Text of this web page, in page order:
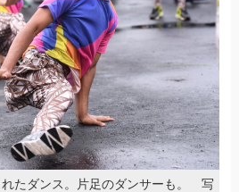
たダンス。片足のダンサーも。 写